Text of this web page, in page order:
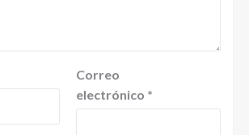
Correo
electrónico *